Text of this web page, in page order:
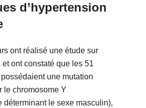
d’hypertension
ont réalisé une étude sur
ont constaté que les 51
une mutation
le chromosome Y
déterminant le sexe masculin),